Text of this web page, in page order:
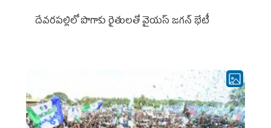
దేవరపల్లిలో పొగాకు రైతులతో వైయస్ జగన్ భేటీ